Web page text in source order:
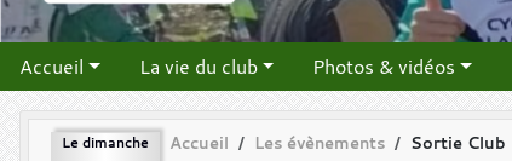
Accueil La vie du club Photos & vidéos
Le dimanche Accueil Les évènements Sortie Club